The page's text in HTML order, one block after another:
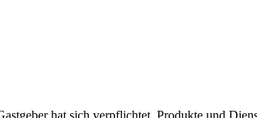
hat sich verpflichtet, Produkte und